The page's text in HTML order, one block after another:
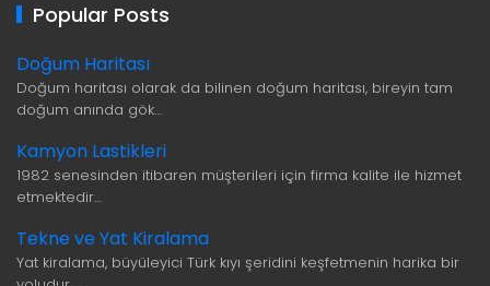
Popular Posts
Doğum Haritası
Doğum haritası olarak da bilinen doğum haritası, bireyin tam
doğum anında gök…
Kamyon Lastikleri
1982 senesinden itibaren müşterileri için firma kalite ile hizmet
etmektedir…
Tekne ve Yat Kiralama
Yat kiralama, büyüleyici Türk kıyı şeridini keşfetmenin harika bir